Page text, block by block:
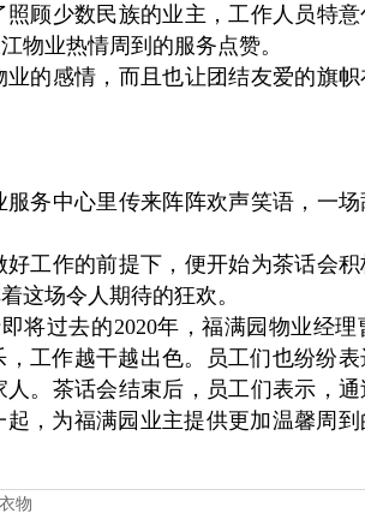
顾少数民族的业主，工作人员特
物业热情周到的服务点赞。
感情，而且也让团结友爱的旗帜
服务中心里传来阵阵欢声笑语，一
作的前提下，便开始为茶话会积
这场令人期待的狂欢。
过去的2020年，福满园物业经理
工作越干越出色。员工们也纷纷
。茶话会结束后，员工们表示，
，为福满园业主提供更加温馨周
物